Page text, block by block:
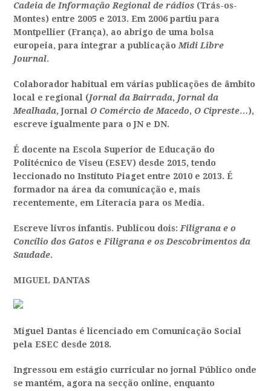
Cadeia de Informação Regional de rádios (Trás-os-
Montes) entre 2005 e 2013. Em 2006 partiu para
Montpellier (França), ao abrigo de uma bolsa
europeia, para integrar a publicaçãoMidi Libre
Journal.
Colaborador habitual em várias publicações de âmbito
local e regional (Jornal da Bairrada, Jornal da
Mealhada, Jornal O Comércio de Macedo, O Cipreste…),
escreve igualmente para o JN e DN.
É docente na Escola Superior de Educação do
Politécnico de Viseu (ESEV) desde 2015, tendo
leccionado no Instituto Piaget entre 2010 e 2013. É
formador na área da comunicação e, mais
recentemente, em Literacia para os Media.
Escreve livros infantis. Publicou dois:Filigrana e o
Concílio dos Gatos eFiligrana e os Descobrimentos da
Saudade.
MIGUEL DANTAS
Miguel Dantas é licenciado em Comunicação Social
pela ESEC desde 2018.
Ingressou em estágio curricular no jornal Público onde
se mantém, agora na secção online, enquanto